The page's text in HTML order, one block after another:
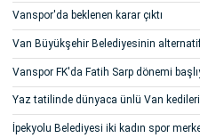
Vanspor'da beklenen karar çıktı
Van Büyükşehir Belediyesinin
Vanspor FK'da Fatih Sarp dönemi
Yaz tatilinde dünyaca ünlü Van
İpekyolu Belediyesi iki kadın spor